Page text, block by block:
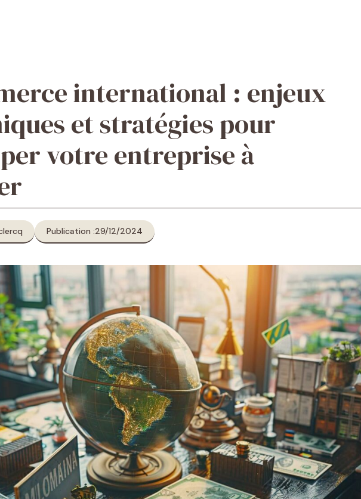
international : enjeux
et stratégies pour
votre entreprise à
Publication :29/12/2024